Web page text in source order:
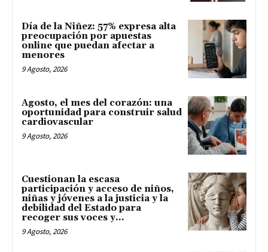
Día de la Niñez: 57% expresa alta
preocupación por apuestas
online que puedan afectar a
menores
9 Agosto, 2026
Agosto, el mes del corazón: una
oportunidad para construir salud
cardiovascular
9 Agosto, 2026
Cuestionan la escasa
participación y acceso de niños,
niñas y jóvenes a la justicia y la
debilidad del Estado para
recoger sus voces y...
9 Agosto, 2026